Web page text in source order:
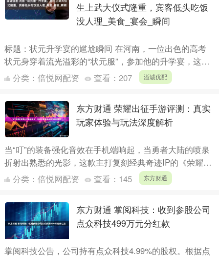
生上武大仪式隆重，宾客低头吃饭
没人理_美食_宴会_瞬间
标题：状元升学宴的尴尬瞬间 在河南，一位出色的高考
状元身穿着流光溢彩的“状元服”，参加他的升学宴，这本
应是一个令人振奋的时刻，充满了荣耀和骄傲。然而，未
分类： 倍悦网配资 查看： 207 溢诚优配
东方财通 荣耀出征手游评测：真实
玩家体验与玩法深度解析
当“叮”的装备强化音效在手机端响起，当勇者大陆的喷泉
折射出熟悉的光影，这款主打复刻经典奇迹IP的《荣耀出
征》手游，无疑精准戳中了无数老玩家的情怀神经。作为
分类： 倍悦网配资 查看： 145 东方财通
东方财通 掌阅科技：收到参股公司
点众科技499万元分红款
掌阅科技公告，公司持有点众科技4.99%的股权。根据点